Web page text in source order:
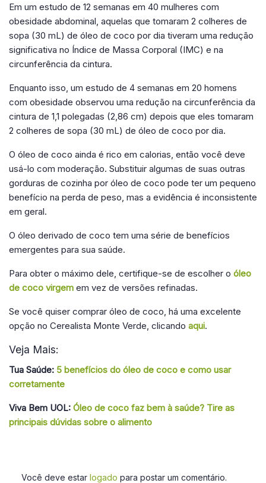
Em um estudo de 12 semanas em 40 mulheres com
obesidade abdominal, aquelas que tomaram 2 colheres de
sopa (30 mL) de óleo de coco por dia tiveram uma redução
significativa no Índice de Massa Corporal (IMC) e na
circunferência da cintura.
Enquanto isso, um estudo de 4 semanas em 20 homens
com obesidade observou uma redução na circunferência da
cintura de 1,1 polegadas (2,86 cm) depois que eles tomaram
2 colheres de sopa (30 mL) de óleo de coco por dia.
O óleo de coco ainda é rico em calorias, então você deve
usá-lo com moderação. Substituir algumas de suas outras
gorduras de cozinha por óleo de coco pode ter um pequeno
benefício na perda de peso, mas a evidência é inconsistente
em geral.
O óleo derivado de coco tem uma série de benefícios
emergentes para sua saúde.
Para obter o máximo dele, certifique-se de escolher o óleo
de coco virgem em vez de versões refinadas.
Se você quiser comprar óleo de coco, há uma excelente
opção no Cerealista Monte Verde, clicando aqui.
Veja Mais:
Tua Saúde: 5 benefícios do óleo de coco e como usar
corretamente
Viva Bem UOL: Óleo de coco faz bem à saúde? Tire as
principais dúvidas sobre o alimento
Você deve estar logado para postar um comentário.